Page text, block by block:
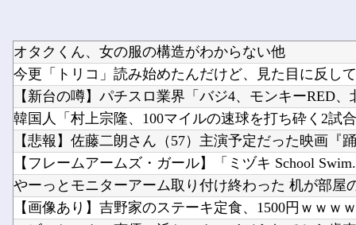
オタクくん、女の服の構造がわからない他
今更「トリコ」読み始めたんだけど、見た目に反し
【新台の噂】パチスロ業界「バジ4、モンキーRED
韓国人「村上宗隆、100マイルの速球を打ち砕く2試
【悲報】佐藤二朗さん（57）主演予定だった映画『
【フレームアームズ・ガール】「ミヅキ School
やーっとモニターアーム取り付け終わった 机が部屋
【画像あり】吉野家のステーキ定食、1500円ｗｗｗ